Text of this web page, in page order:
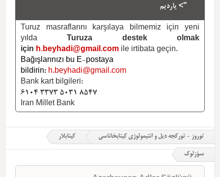
"> یاردیم
Turuz masraflarını karşılaya bilmemiz için yeni
yılda
Turuza destek olmak
için h.beyhadi@gmail.com ile irtibata geçin.
Bağışlarınızı bu E-postaya
bildirin: h.beyhadi@gmail.com
Bank kart bilgileri:
6104 3373 5031 8547
Iran Millet Bank
توروز - تورکجه دیل و ائتیمولوژی کیتابخاناسی کیتابلار
سؤزلوک